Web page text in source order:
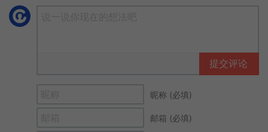
提交评论
昵称 (必填)
邮箱 (必填)